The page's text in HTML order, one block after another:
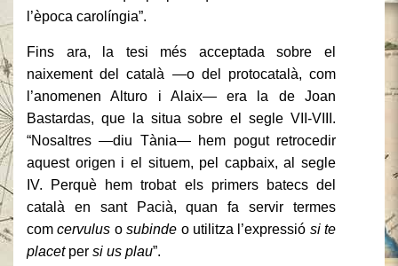
l’època carolíngia”.
Fins ara, la tesi més acceptada sobre el
naixement del català —o del protocatalà, com
l’anomenen Alturo i Alaix— era la de Joan
Bastardas, que la situa sobre el segle VII-VIII.
“Nosaltres —diu Tània— hem pogut retrocedir
aquest origen i el situem, pel capbaix, al segle
IV. Perquè hem trobat els primers batecs del
català en sant Pacià, quan fa servir termes
comcervulus osubinde o utilitza l’expressió si te
placetper si us plau”.